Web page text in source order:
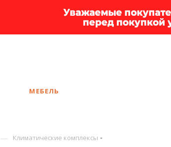
МЕБЕЛЬ
— Климатические комплексы